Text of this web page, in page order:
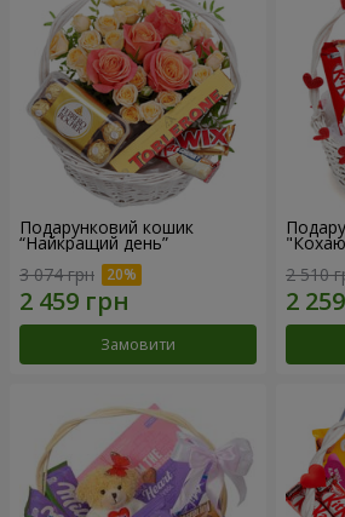
Подарунковий кошик
“Найкращий день”
3 074 грн
Замовити
2 510